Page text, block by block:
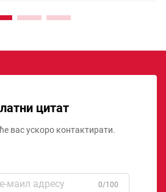
цитат
вас ускоро контактирати.
0/100